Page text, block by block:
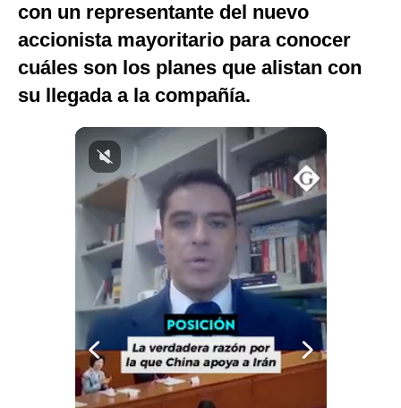
gestion.pe
¿quiénes
Somos?
Términos
Condiciones
con un representante del nuevo
accionista mayoritario para conocer
cuáles son los planes que alistan con
su llegada a la compañía.